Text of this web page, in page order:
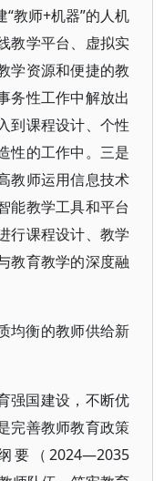
教师+机器”的人机
教学平台、虚拟实
学资源和便捷的教
务性工作中解放出
到课程设计、个性
性的工作中。三是
教师运用信息技术
能教学工具和平台
行课程设计、教学
教育教学的深度融
均衡的教师供给新
强国建设，不断优
完善教师教育政策
要（2024—2035